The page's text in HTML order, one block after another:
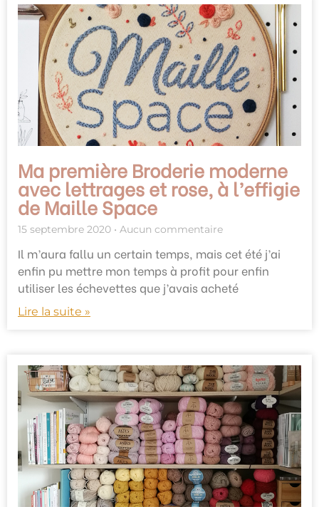
Ma première Broderie moderne
avec lettrages et rose, à l’effigie
de Maille Space
15 septembre 2020 Aucun commentaire
Il m’aura fallu un certain temps, mais cet été j’ai
enfin pu mettre mon temps à profit pour enfin
utiliser les échevettes que j’avais acheté
Lire la suite »